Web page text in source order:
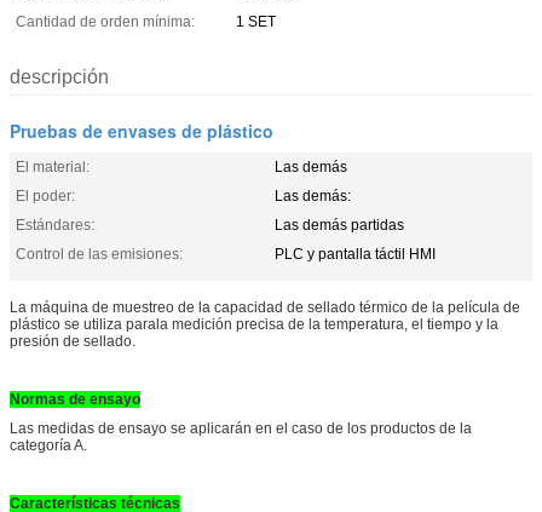
Cantidad de orden mínima:
1 SET
descripción
Pruebas de envases de plástico
El material:
Las demás
El poder:
Las demás:
Estándares:
Las demás partidas
Control de las emisiones:
PLC y pantalla táctil HMI
La máquina de muestreo de la capacidad de sellado térmico de la película de
plástico se utiliza parala medición precisa de la temperatura, el tiempo y la
presión de sellado.
Normas de ensayo
Las medidas de ensayo se aplicarán en el caso de los productos de la
categoría A.
Características técnicas